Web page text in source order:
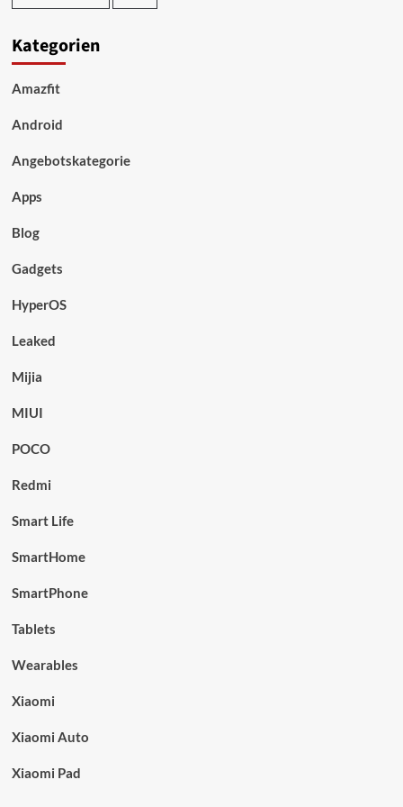
Kategorien
Amazfit
Android
Angebotskategorie
Apps
Blog
Gadgets
HyperOS
Leaked
Mijia
MIUI
POCO
Redmi
Smart Life
SmartHome
SmartPhone
Tablets
Wearables
Xiaomi
Xiaomi Auto
Xiaomi Pad